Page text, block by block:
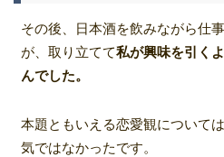
その後、日本酒を飲みながら仕
が、取り立てて私が興味を引く
んでした。
本題ともいえる恋愛観について
気ではなかったです。